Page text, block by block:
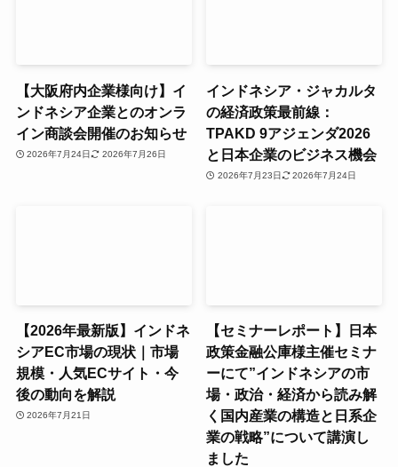
【大阪府内企業様向け】イ
ンドネシア企業とのオンラ
イン商談会開催のお知らせ
2026年7月24日 2026年7月26日
インドネシア・ジャカルタ
の経済政策最前線：
TPAKD 9アジェンダ2026
と日本企業のビジネス機会
2026年7月23日 2026年7月24日
【2026年最新版】インドネ
シアEC市場の現状｜市場
規模・人気ECサイト・今
後の動向を解説
2026年7月21日
【セミナーレポート】日本
政策金融公庫様主催セミナ
ーにて”インドネシアの市
場・政治・経済から読み解
く国内産業の構造と日系企
業の戦略”について講演し
ました